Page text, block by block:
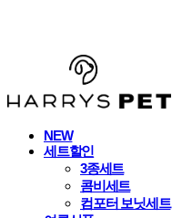
NEW
세트할인
3종세트
콤비세트
컴포터 보닛세트